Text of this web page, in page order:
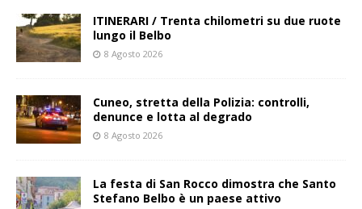
ITINERARI / Trenta chilometri su due ruote
lungo il Belbo
8 Agosto 2026
Cuneo, stretta della Polizia: controlli,
denunce e lotta al degrado
8 Agosto 2026
La festa di San Rocco dimostra che Santo
Stefano Belbo è un paese attivo